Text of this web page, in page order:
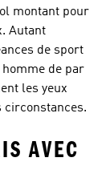
montant pour
Autant
de sport
de par
les yeux
circonstances.
AVEC